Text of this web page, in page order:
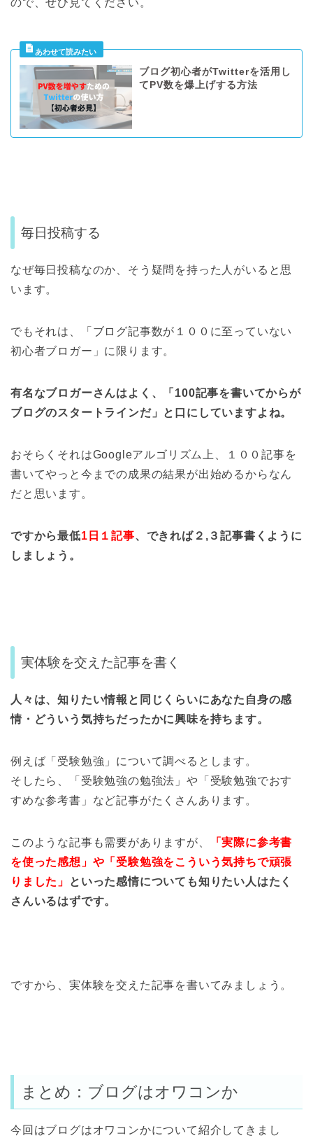
ので、ぜひ見てください。
ブログ初心者がTwitterを活用し
てPV数を爆上げする方法
毎日投稿する
なぜ毎日投稿なのか、そう疑問を持った人がいると思
います。
でもそれは、「ブログ記事数が１００に至っていない
初心者ブロガー」に限ります。
有名なブロガーさんはよく、「100記事を書いてからが
ブログのスタートラインだ」と口にしていますよね。
おそらくそれはGoogleアルゴリズム上、１００記事を
書いてやっと今までの成果の結果が出始めるからなん
だと思います。
ですから最低1日１記事、できれば２,３記事書くように
しましょう。
実体験を交えた記事を書く
人々は、知りたい情報と同じくらいにあなた自身の感
情・どういう気持ちだったかに興味を持ちます。
例えば「受験勉強」について調べるとします。
そしたら、「受験勉強の勉強法」や「受験勉強でおす
すめな参考書」など記事がたくさんあります。
このような記事も需要がありますが、
「実際に参考書
を使った感想」や「受験勉強をこういう気持ちで頑張
りました」
といった感情についても知りたい人はたく
さんいるはずです。
ですから、実体験を交えた記事を書いてみましょう。
まとめ：ブログはオワコンか
今回はブログはオワコンかについて紹介してきまし